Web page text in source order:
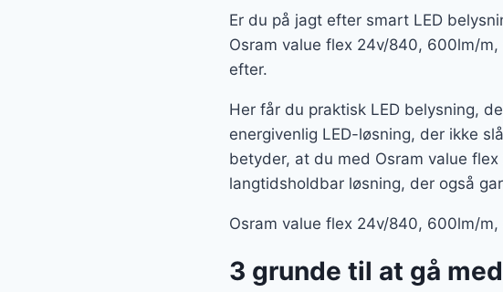
Er du på jagt efter smart LED
Osram value flex 24v/840, 600lm/
efter.
Her får du praktisk LED belysning,
energivenlig LED-løsning, der ikke
betyder, at du med Osram value
langtidsholdbar løsning, der også
Osram value flex 24v/840, 600lm/
3 grunde til at gå